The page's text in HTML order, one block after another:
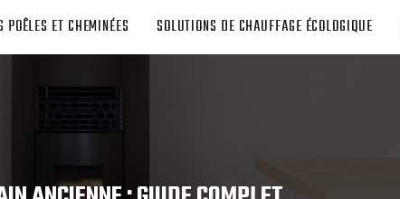
POÊLES ET CHEMINÉES SOLUTIONS DE CHAUFFAGE ÉCOLOGIQUE